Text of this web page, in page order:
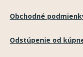
Obchodné
Odstúpenie od